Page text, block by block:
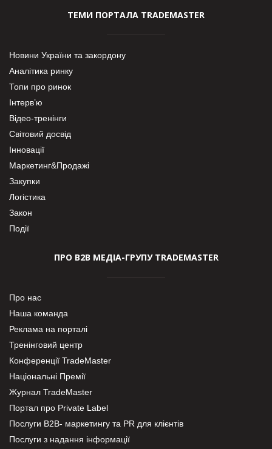
ТЕМИ ПОРТАЛА TRADEMASTER
Новини України та закордону
Аналітика ринку
Топи про ринок
Інтерв’ю
Відео-тренінги
Світовий досвід
Інновації
Маркетинг&Продажі
Закупки
Логістика
Закон
Події
ПРО В2В МЕДІА-ГРУПУ TRADEMASTER
Про нас
Наша команда
Реклама на порталі
Тренінговий центр
Конференції TradeMaster
Національні Премії
Журнал TradeMaster
Портал про Private Label
Послуги В2В- маркетингу та PR для клієнтів
Послуги з надання інформації